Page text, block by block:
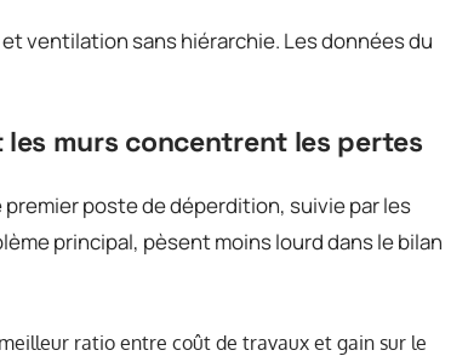
ventilation sans hiérarchie. Les données du
murs concentrent les pertes
poste de déperdition, suivie par les
principal, pèsent moins lourd dans le bilan
ratio entre coût de travaux et gain sur le